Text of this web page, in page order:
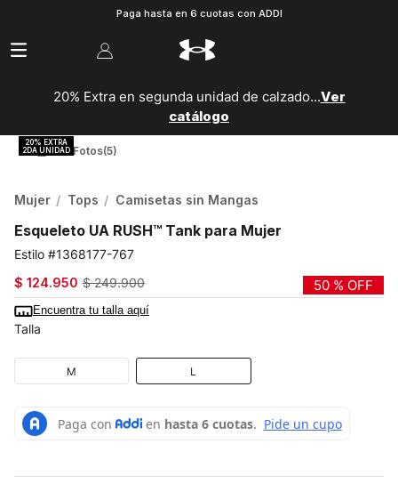
Paga hasta en 6 cuotas con ADDI
20% Extra en segunda unidad de calzado...Ver
catálogo
Ver Fotos(5)
Mujer Tops Camisetas sin Mangas
Esqueleto UA RUSH™ Tank para Mujer
1368177-767
$ 124.950 $ 249.900 50 % OFF
Encuentra tu talla aquí
Talla
M L